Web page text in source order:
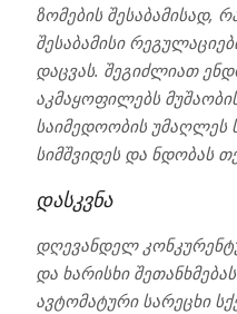
ზომების შესაბამისად,
შესაბამისი
დაცვას. შეგიძლიათ
აკმაყოფილებს
საიმედოობის უმაღლეს
სიმშვიდეს და ნდობას
დასკვნა
დღევანდელ
და ხარისხი
ავტომატური სარეცხი